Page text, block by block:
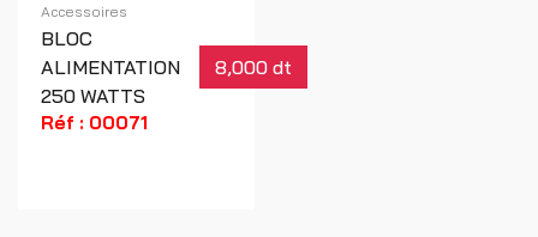
Accessoires
BLOC
ALIMENTATION
250 WATTS
8,000 dt
Réf : 00071